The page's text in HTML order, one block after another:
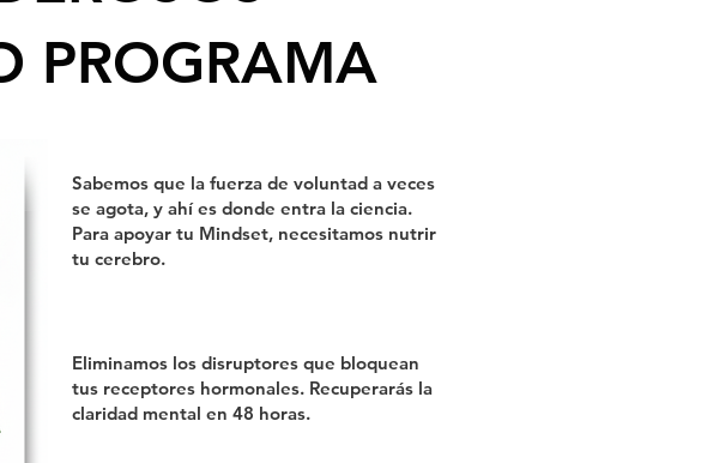
PROGRAMA
Eliminamos los disruptores que bloquean
tus receptores hormonales. Recuperarás la
claridad mental en 48 horas.
Sabemos que la fuerza de voluntad a veces
se agota, y ahí es donde entra la ciencia.
Para apoyar tu Mindset, necesitamos nutrir
tu cerebro.